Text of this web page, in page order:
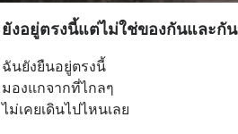
ยังอยู่ตรงนี้แต่ไม่ใช่ของกันและกัน
ฉันยังยืนอยู่ตรงนี้
มองแกจากที่ไกลๆ
ไม่เคยเดินไปไหนเลย